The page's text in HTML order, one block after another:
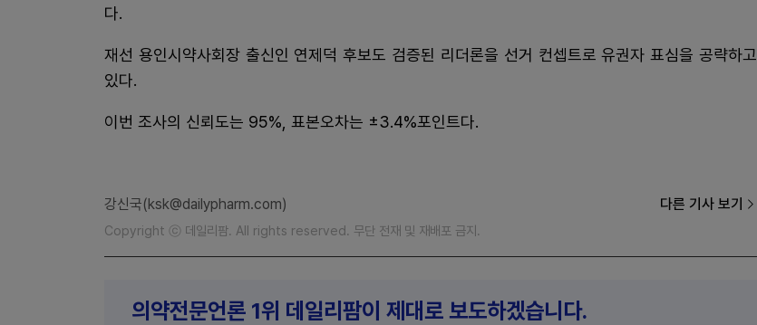
다.
재선 용인시약사회장 출신인 연제덕 후보도 검증된 리더론을 선거 컨셉트로 유권자 표심을 공략하고
있다.
이번 조사의 신뢰도는 95%, 표본오차는 ±3.4%포인트다.
강신국(ksk@dailypharm.com) 다른 기사 보기
Copyright ⓒ 데일리팜. All rights reserved. 무단 전재 및 재배포 금지.
의약전문언론 1위 데일리팜이 제대로 보도하겠습니다.